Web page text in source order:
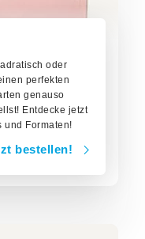
oder
perfekten
genauso
Entdecke jetzt
und Formaten!
bestellen!